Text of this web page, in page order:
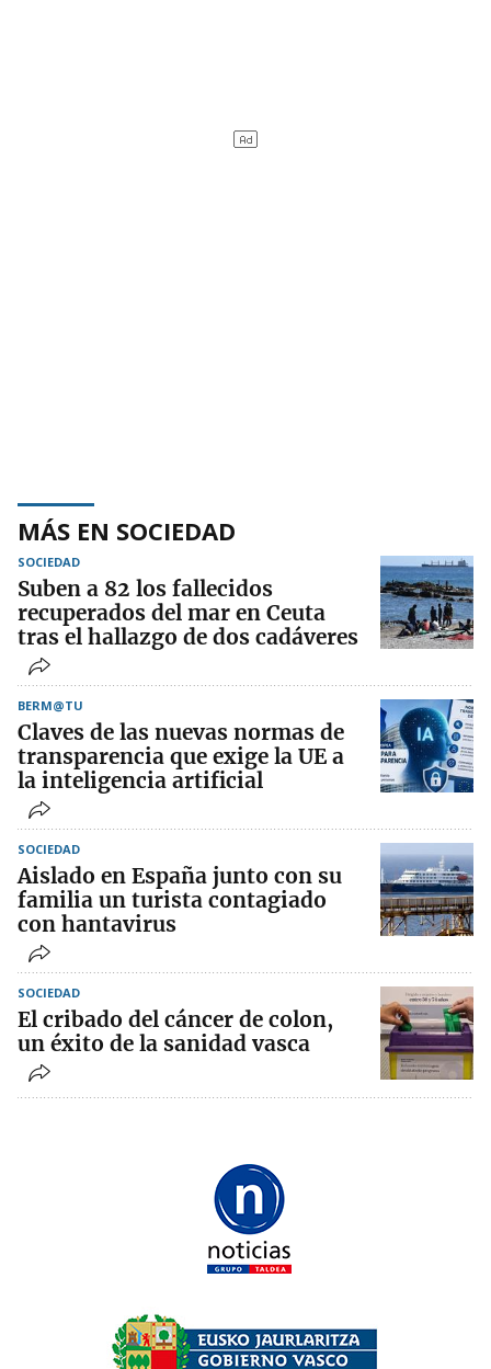
MÁS EN SOCIEDAD
SOCIEDAD
Suben a 82 los fallecidos
recuperados del mar en Ceuta
tras el hallazgo de dos cadáveres
BERM@TU
Claves de las nuevas normas de
transparencia que exige la UE a
la inteligencia artificial
SOCIEDAD
Aislado en España junto con su
familia un turista contagiado
con hantavirus
SOCIEDAD
El cribado del cáncer de colon,
un éxito de la sanidad vasca